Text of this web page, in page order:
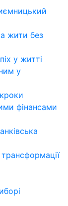
жити без
у житті
у
фінансами